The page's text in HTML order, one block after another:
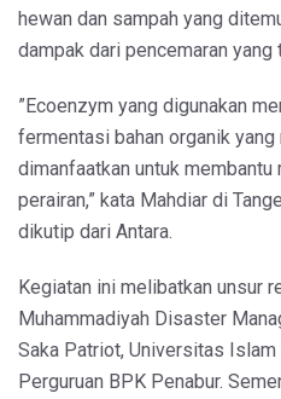
hewan dan sampah yang
dampak dari pencemaran yang
”Ecoenzym yang digunakan
fermentasi bahan organik yang
dimanfaatkan untuk
perairan,” kata Mahdiar di
dikutip dari Antara.
Kegiatan ini melibatkan unsur
Muhammadiyah Disaster
Saka Patriot, Universitas
Perguruan BPK Penabur.